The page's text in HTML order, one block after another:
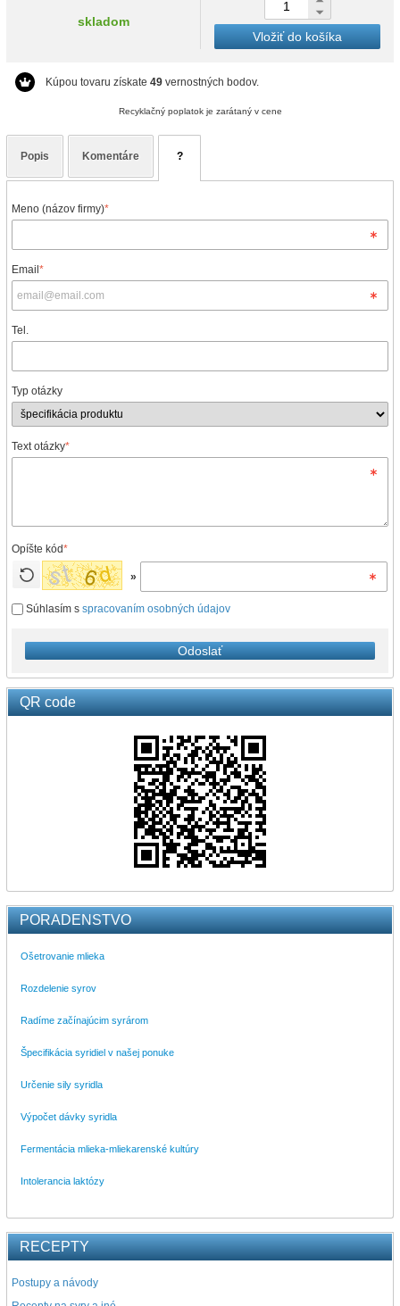
PORADENSTVO
Ošetrovanie mlieka
Rozdelenie syrov
Radíme začínajúcim syrárom
Špecifikácia syridiel v našej ponuke
Určenie sily syridla
Výpočet dávky syridla
Fermentácia mlieka-mliekarenské kultúry
Intolerancia laktózy
RECEPTY
Postupy a návody
skladom
Vložiť do košíka
Kúpou tovaru získate 49 vernostných bodov.
Recyklačný poplatok je zarátaný v cene
Popis Komentáre ?
Meno (názov firmy)*
Email *
Tel.
Typ otázky
Text otázky*
Opíšte kód*
»
Súhlasím s spracovaním osobných údajov
Odoslať
QR code